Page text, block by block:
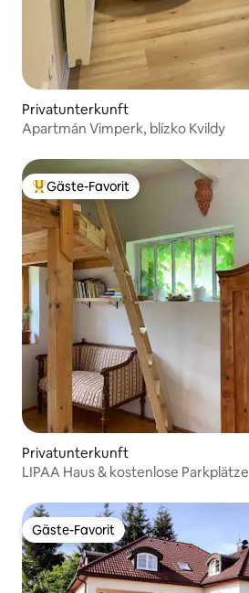
Privatunterkunft
Apartmán Vimperk, blízko Kvildy
Beliebter Gäste-Favorit.
Gäste-Favorit
Privatunterkunft
LIPAA Haus & kostenlose Parkplätze
Gäste-Favorit
Gäste-Favorit